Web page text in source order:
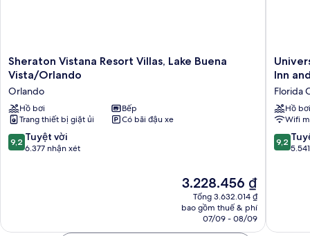
Sheraton
Vistana
Resort
Villas,
Lake
Buena
Vista/Orlando
Orlando
Sheraton Vistana Resort Villas, Lake Buena
Vista/Orlando
Orlando
Hồ bơi
Bếp
Trang thiết bị giặt ủi
Có bãi đậu xe
9.2
trên
9,2 Tuyệt vời
6.377 nhận xét
Giá
hiện
tại
3.228.456 ₫
3.228.456 ₫
Tổng 3.632.014 ₫
bao gồm thuế & phí
07/09 - 08/09
Endless
Resort
-
Inn
and
Inn
Florida
Hồ bơi
Wifi
9.2
trên
9,2